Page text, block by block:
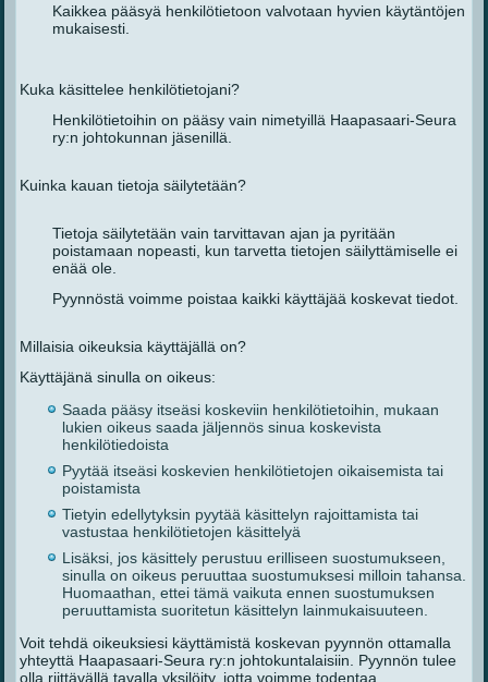
Kaikkea pääsyä henkilötietoon valvotaan hyvien käytäntöjen
mukaisesti.
Kuka käsittelee henkilötietojani?
Henkilötietoihin on pääsy vain nimetyillä Haapasaari-Seura
ry:n johtokunnan jäsenillä.
Kuinka kauan tietoja säilytetään?
Tietoja säilytetään vain tarvittavan ajan ja pyritään
poistamaan nopeasti, kun tarvetta tietojen säilyttämiselle ei
enää ole.
Pyynnöstä voimme poistaa kaikki käyttäjää koskevat tiedot.
Millaisia oikeuksia käyttäjällä on?
Käyttäjänä sinulla on oikeus:
Saada pääsy itseäsi koskeviin henkilötietoihin, mukaan
lukien oikeus saada jäljennös sinua koskevista
henkilötiedoista
Pyytää itseäsi koskevien henkilötietojen oikaisemista tai
poistamista
Tietyin edellytyksin pyytää käsittelyn rajoittamista tai
vastustaa henkilötietojen käsittelyä
Lisäksi, jos käsittely perustuu erilliseen suostumukseen,
sinulla on oikeus peruuttaa suostumuksesi milloin tahansa.
Huomaathan, ettei tämä vaikuta ennen suostumuksen
peruuttamista suoritetun käsittelyn lainmukaisuuteen.
Voit tehdä oikeuksiesi käyttämistä koskevan pyynnön ottamalla
yhteyttä Haapasaari-Seura ry:n johtokuntalaisiin. Pyynnön tulee
olla riittävällä tavalla yksilöity, jotta voimme todentaa